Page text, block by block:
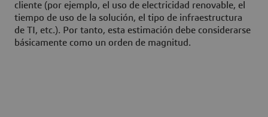
cliente (por ejemplo, el uso de electricidad renovable, el
tiempo de uso de la solución, el tipo de infraestructura
de TI, etc.). Por tanto, esta estimación debe considerarse
básicamente como un orden de magnitud.